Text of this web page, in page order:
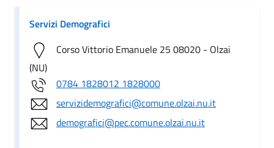
Servizi Demografici
Corso Vittorio Emanuele 25 08020 - Olzai
(NU)
0784 1828012 1828000
servizidemografici@comune.olzai.nu.it
demografici@pec.comune.olzai.nu.it